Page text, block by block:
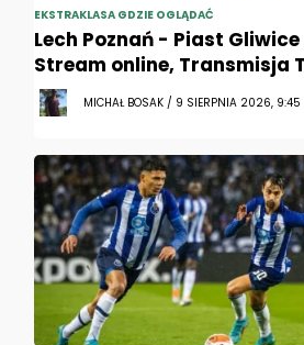
EKSTRAKLASA GDZIE OGLĄDAĆ
Lech Poznań - Piast
Stream online, Transmisja
MICHAŁ BOSAK / 9 SIERPNIA 2026, 9:45